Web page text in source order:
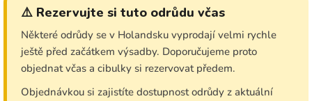
⚠️ Rezervujte si tuto odrůdu včas
Některé odrůdy se v Holandsku vyprodají velmi rychle
ještě před začátkem výsadby. Doporučujeme proto
objednat včas a cibulky si rezervovat předem.
Objednávkou si zajistíte dostupnost odrůdy z aktuální